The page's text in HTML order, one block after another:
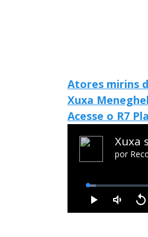
Atores mirins
Xuxa Meneghel
Acesse o R7